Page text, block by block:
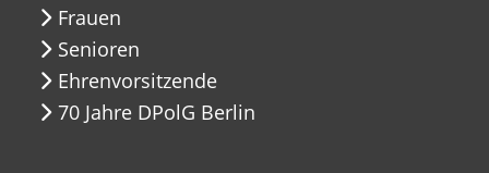
Frauen
Senioren
Ehrenvorsitzende
70 Jahre DPolG Berlin